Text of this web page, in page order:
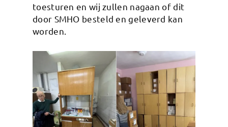
toesturen en wij zullen nagaan of dit
door SMHO besteld en geleverd kan
worden.